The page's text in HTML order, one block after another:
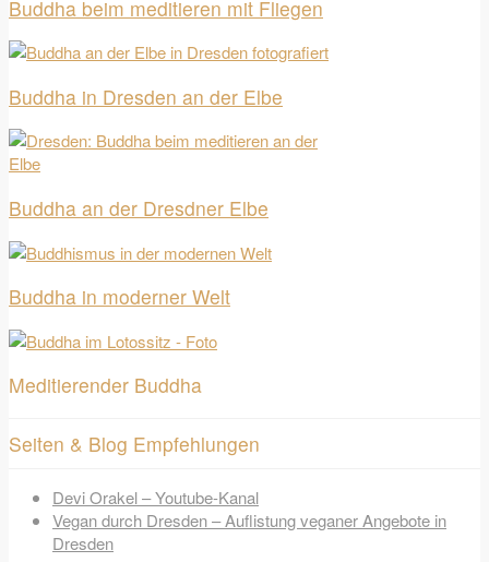
Buddha beim meditieren mit Fliegen
Buddha in Dresden an der Elbe
Buddha an der Dresdner Elbe
Buddha in moderner Welt
Meditierender Buddha
Seiten & Blog Empfehlungen
Devi Orakel – Youtube-Kanal
Vegan durch Dresden – Auflistung veganer Angebote in
Dresden